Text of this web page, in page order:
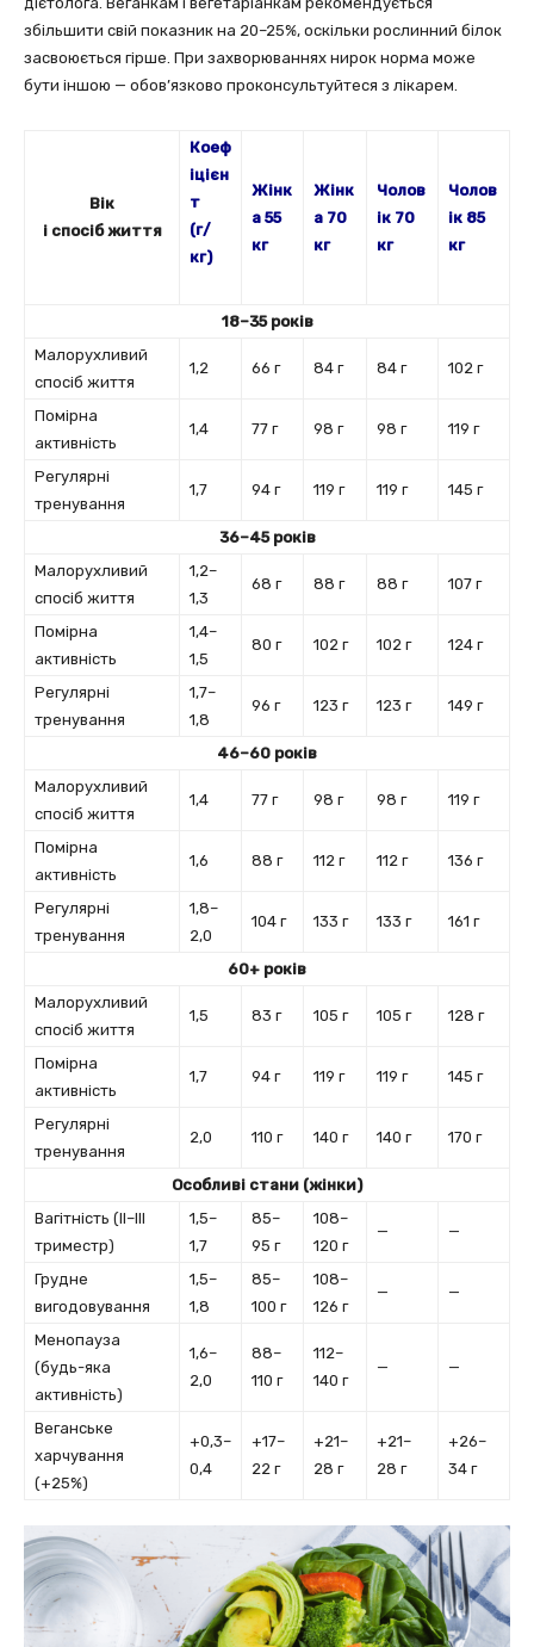
збільшити свій показник на 20–25%, оскільки рослинний білок
засвоюється гірше. При захворюваннях нирок норма може
бути іншою — обов’язково проконсультуйтеся з лікарем.
Вік
і спосіб життя
Коеф
іцієн
т
(г/
кг)
Жінк
а 55
кг
Жінк
а 70
кг
Чолов
ік 70
кг
Чолов
ік 85
кг
18–35 років
Малорухливий
спосіб життя
1,2 66 г 84 г 84 г 102 г
Помірна
активність
1,4 77 г 98 г 98 г 119 г
Регулярні
тренування
1,7 94 г 119 г 119 г 145 г
36–45 років
Малорухливий
спосіб життя
1,2–
1,3
68 г 88 г 88 г 107 г
Помірна
активність
1,4–
1,5
80 г 102 г 102 г 124 г
Регулярні
тренування
1,7–
1,8
96 г 123 г 123 г 149 г
46–60 років
Малорухливий
спосіб життя
1,4 77 г 98 г 98 г 119 г
Помірна
активність
1,6 88 г 112 г 112 г 136 г
Регулярні
тренування
1,8–
2,0
104 г 133 г 133 г 161 г
60+ років
Малорухливий
спосіб життя
1,5 83 г 105 г 105 г 128 г
Помірна
активність
1,7 94 г 119 г 119 г 145 г
Регулярні
тренування
2,0 110 г 140 г 140 г 170 г
Особливі стани (жінки)
Вагітність (II–III
триместр)
1,5–
1,7
85–
95 г
108–
120 г
— —
Грудне
вигодовування
1,5–
1,8
85–
100 г
108–
126 г
— —
Менопауза
(будь-яка
активність)
1,6–
2,0
88–
110 г
112–
140 г
— —
Веганське
харчування
(+25%)
+0,3–
0,4
+17–
22 г
+21–
28 г
+21–
28 г
+26–
34 г